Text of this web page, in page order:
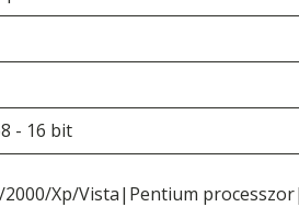
- 16 bit
2000/Xp/Vista|Pentium